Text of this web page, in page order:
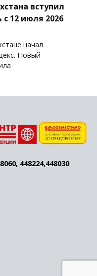
вступил
12 июля 2026
начал
Новый
448224,448030